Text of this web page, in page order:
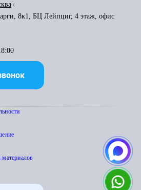
8к1, БЦ Лейпциг, 4 этаж, офис
материалов